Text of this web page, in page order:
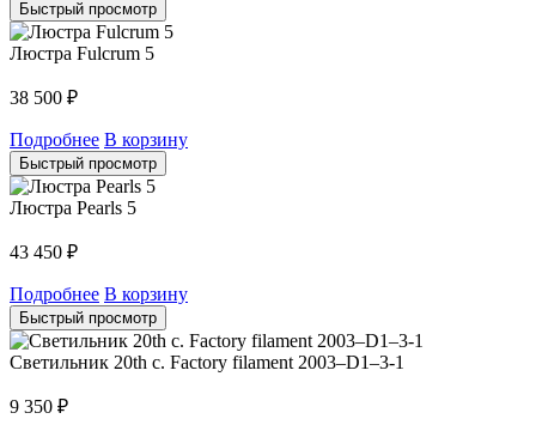
Быстрый просмотр
Люстра Fulcrum 5
38 500 ₽
Подробнее В корзину
Быстрый просмотр
Люстра Pearls 5
43 450 ₽
Подробнее В корзину
Быстрый просмотр
Светильник 20th c. Factory filament 2003–D1–3-1
9 350 ₽